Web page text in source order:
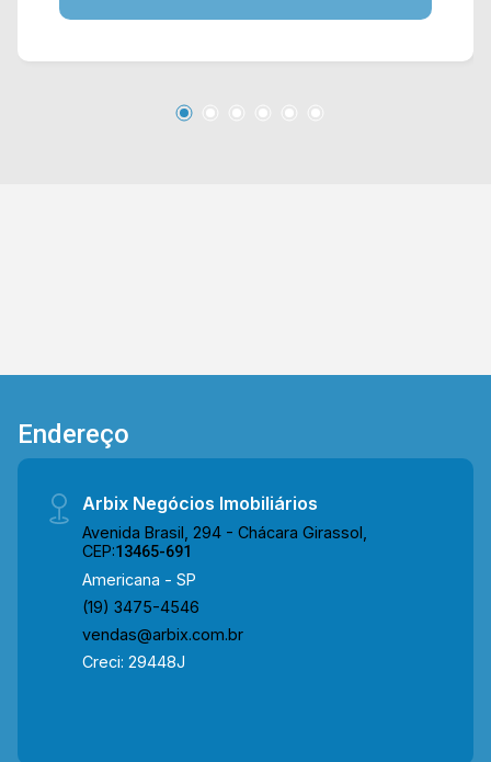
garagem. Localizado em Americana, o imóvel
volta, como supermercados, farmácias, bancos,
Endereço
Arbix Negócios Imobiliários
Avenida Brasil, 294 - Chácara Girassol,
CEP:13465-691
Americana - SP
(19) 3475-4546
vendas@arbix.com.br
Creci: 29448J